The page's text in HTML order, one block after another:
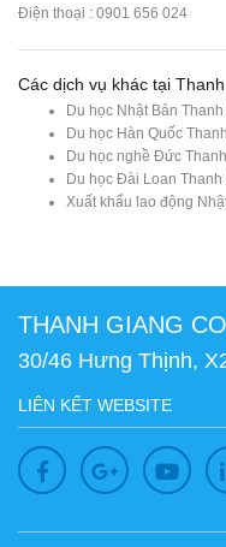
Điện thoại : 0901 656 024
Các dịch vụ khác tại
Du học Nhật Bản
Du học Hàn Quốc
Du học nghề Đức
Du học Đài Loan Thanh
Xuất khẩu lao động
THANH GIANG
30/46 Hưng Thịnh,
LIÊN KẾT WEBSITE